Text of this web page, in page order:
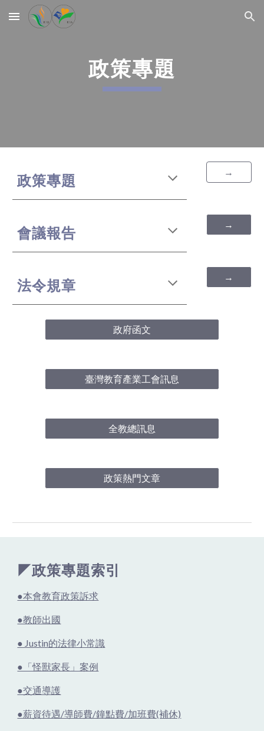
Skip to main content Skip to navigation
政策專題
政策專題 →
會議報告 →
法令規章 →
政府函文
臺灣教育產業工會訊息
全教總訊息
政策熱門文章
◤政策專題索引
●本會教育政策訴求
●教師出國
● Justin的法律小常識
●「怪獸家長」案例
●交通導護
●薪資待遇/導師費/鐘點費/加班費(補休)